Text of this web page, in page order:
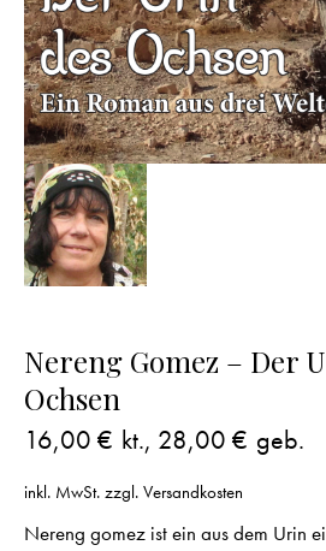
Nereng Gomez – Der
Ochsen
16,00 € kt., 28,00 € geb.
inkl. MwSt. zzgl. Versandkosten
Nereng gomez ist ein aus dem Urin